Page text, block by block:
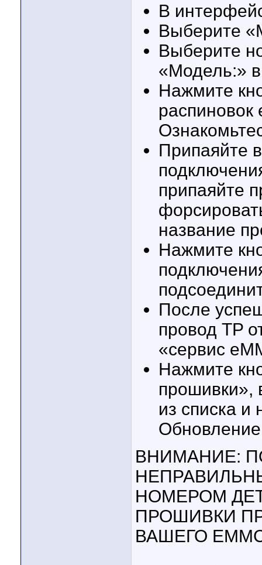
В
Выберите
Выберите
«Модель:»
Нажмите
распиновок
Припаяйте
припаяйте
название
Нажмите
После
провод TP
«сервис
Нажмите
прошивки»,
из списка и
ВНИМАНИЕ:
НОМЕРОМ
ПРОШИВКИ
ВАШЕГО